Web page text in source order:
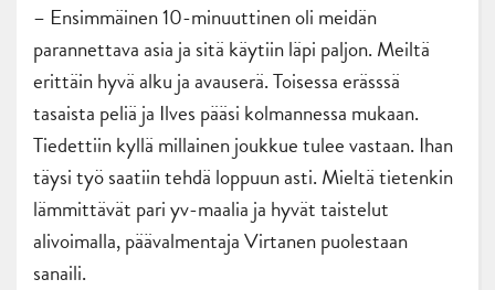
– Ensimmäinen 10-minuuttinen oli meidän
parannettava asia ja sitä käytiin läpi paljon. Meiltä
erittäin hyvä alku ja avauserä. Toisessa erässsä
tasaista peliä ja Ilves pääsi kolmannessa mukaan.
Tiedettiin kyllä millainen joukkue tulee vastaan. Ihan
täysi työ saatiin tehdä loppuun asti. Mieltä tietenkin
lämmittävät pari yv-maalia ja hyvät taistelut
alivoimalla, päävalmentaja Virtanen puolestaan
sanaili.